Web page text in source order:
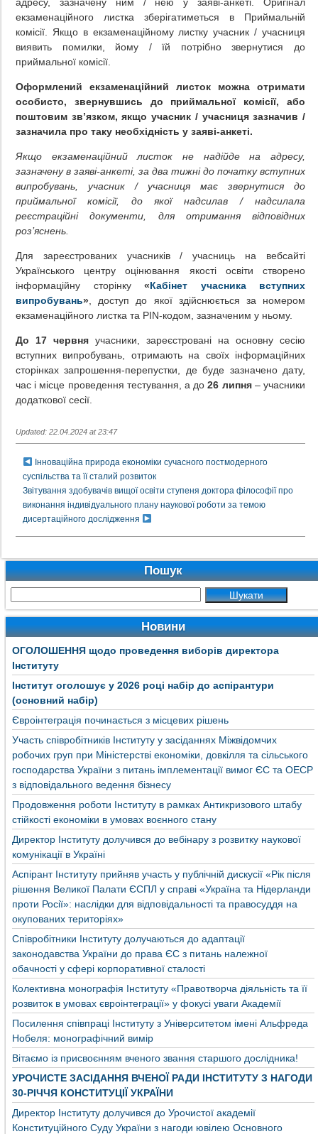
екзаменаційного листка зберігатиметься в Приймальній
комісії. Якщо в екзаменаційному листку учасник / учасниця
виявить помилки, йому / їй потрібно звернутися до
приймальної комісії.
Оформлений екзаменаційний листок можна отримати
особисто, звернувшись до приймальної комісії, або
поштовим зв’язком, якщо учасник / учасниця зазначив /
зазначила про таку необхідність у заяві-анкеті.
Якщо екзаменаційний листок не надійде на адресу,
зазначену в заяві-анкеті, за два тижні до початку вступних
випробувань, учасник / учасниця має звернутися до
приймальної комісії, до якої надсилав / надсилала
реєстраційні документи, для отримання відповідних
роз’яснень.
Для зареєстрованих учасників / учасниць на вебсайті
Українського центру оцінювання якості освіти створено
інформаційну сторінку «Кабінет учасника вступних
випробувань» , доступ до якої здійснюється за номером
екзаменаційного листка та РIN-кодом, зазначеним у ньому.
До 17 червня учасники, зареєстровані на основну сесію
вступних випробувань, отримають на своїх інформаційних
сторінках запрошення-перепустки, де буде зазначено дату,
час і місце проведення тестування, а до26 липня – учасники
додаткової сесії.
Updated: 22.04.2024 at 23:47
Інноваційна природа економіки сучасного постмодерного
суспільства та її сталий розвиток
Звітування здобувачів вищої освіти ступеня доктора філософії про
виконання індивідуального плану наукової роботи за темою
дисертаційного дослідження
Пошук
Новини
ОГОЛОШЕННЯ щодо проведення виборів директора
Інституту
Інститут оголошує у 2026 році набір до аспірантури
(основний набір)
Євроінтеграція починається з місцевих рішень
Участь співробітників Інституту у засіданнях Міжвідомчих
робочих груп при Міністерстві економіки, довкілля та сільського
господарства України з питань імплементації вимог ЄС та ОЕСР
з відповідального ведення бізнесу
Продовження роботи Інституту в рамках Антикризового штабу
стійкості економіки в умовах воєнного стану
Директор Інституту долучився до вебінару з розвитку наукової
комунікації в Україні
Аспірант Інституту прийняв участь у публічній дискусії «Рік після
рішення Великої Палати ЄСПЛ у справі «Україна та Нідерланди
проти Росії»: наслідки для відповідальності та правосуддя на
окупованих територіях»
Співробітники Інституту долучаються до адаптації
законодавства України до права ЄС з питань належної
обачності у сфері корпоративної сталості
Колективна монографія Інституту «Правотворча діяльність та її
розвиток в умовах євроінтеграції» у фокусі уваги Академії
Посилення співпраці Інституту з Університетом імені Альфреда
Нобеля: монографічний вимір
Вітаємо із присвоєнням вченого звання старшого дослідника!
УРОЧИСТЕ ЗАСІДАННЯ ВЧЕНОЇ РАДИ ІНСТИТУТУ З НАГОДИ
30-РІЧЧЯ КОНСТИТУЦІЇ УКРАЇНИ
Директор Інституту долучився до Урочистої академії
Конституційного Суду України з нагоди ювілею Основного